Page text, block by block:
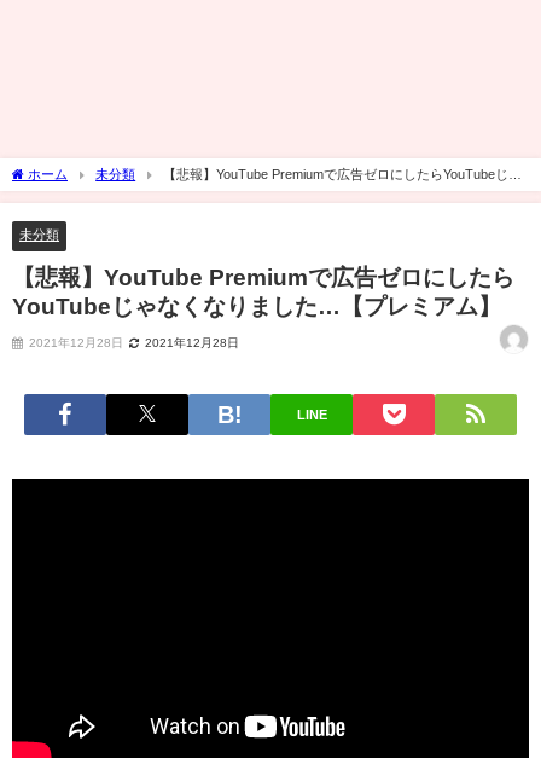
ホーム 未分類
【悲報】YouTube Premiumで広告ゼロにしたらYouTubeじゃ
なくなりました…【プレミアム】
未分類
【悲報】YouTube Premiumで広告ゼロにしたら
YouTubeじゃなくなりました…【プレミアム】
2021年12月28日 2021年12月28日
LINE